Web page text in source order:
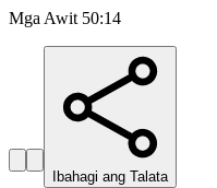
Mga Awit 50:14
Ibahagi ang Talata